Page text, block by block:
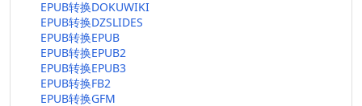
EPUB转换DOKUWIKI
EPUB转换DZSLIDES
EPUB转换EPUB
EPUB转换EPUB2
EPUB转换EPUB3
EPUB转换FB2
EPUB转换GFM